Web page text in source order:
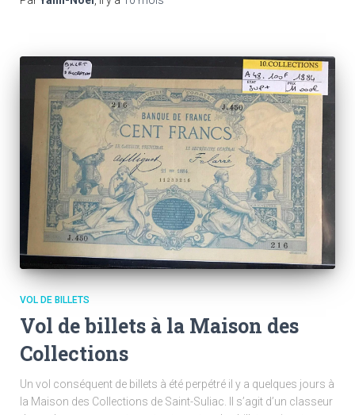
VOL DE BILLETS
Vol de billets à la Maison des
Collections
Un vol conséquent de billets à été perpétré il y a quelques jours à
la Maison des Collections de Saint-Suliac. Il s’agit d’un classeur